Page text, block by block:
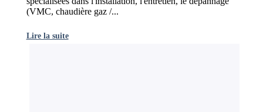
(VMC, chaudière gaz /...
Lire la suite